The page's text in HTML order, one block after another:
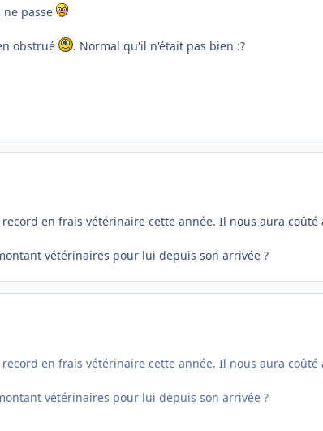
passe
obstrué . Normal qu'il n'était pas bien :?
en frais vétérinaire cette année. Il nous aura coûté
vétérinaires pour lui depuis son arrivée ?
en frais vétérinaire cette année. Il nous aura coûté
vétérinaires pour lui depuis son arrivée ?